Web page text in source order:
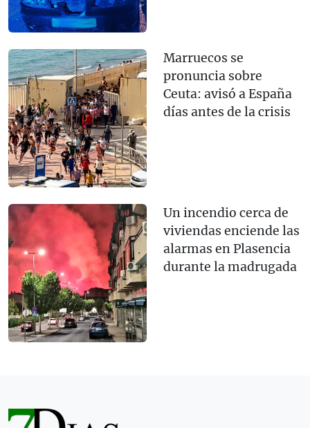
Marruecos se
pronuncia sobre
Ceuta: avisó a España
días antes de la crisis
Un incendio cerca de
viviendas enciende las
alarmas en Plasencia
durante la madrugada